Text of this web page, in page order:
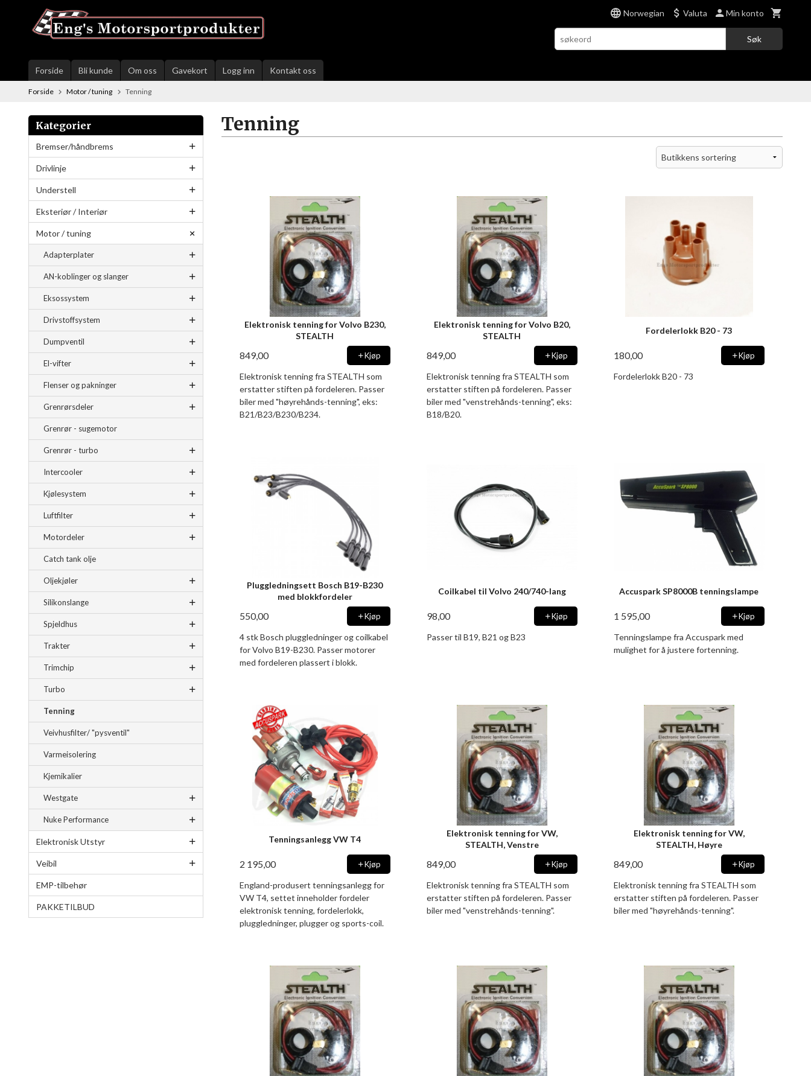
innholdet
Norwegian Valuta Min konto
Søk
Forside Bli kunde Om oss Gavekort Logg inn Kontakt oss
Forside Motor / tuning Tenning
Kategorier
Bremser/håndbrems
Drivlinje
Understell
Eksteriør / Interiør
Motor / tuning
Adapterplater
AN-koblinger og slanger
Eksossystem
Drivstoffsystem
Dumpventil
El-vifter
Flenser og pakninger
Grenrørsdeler
Grenrør - sugemotor
Grenrør - turbo
Intercooler
Kjølesystem
Luftfilter
Motordeler
Catch tank olje
Oljekjøler
Silikonslange
Spjeldhus
Trakter
Trimchip
Turbo
Tenning
Veivhusfilter/ "pysventil"
Varmeisolering
Kjemikalier
Westgate
Nuke Performance
Elektronisk Utstyr
Veibil
EMP-tilbehør
PAKKETILBUD
Tenning
Elektronisk tenning for Volvo B230,
STEALTH
849,00 Kjøp
Elektronisk tenning fra STEALTH som
erstatter stiften på fordeleren. Passer
biler med "høyrehånds-tenning", eks:
B21/B23/B230/B234.
Elektronisk tenning for Volvo B20,
STEALTH
849,00 Kjøp
Elektronisk tenning fra STEALTH som
erstatter stiften på fordeleren. Passer
biler med "venstrehånds-tenning", eks:
B18/B20.
Fordelerlokk B20 - 73
180,00 Kjøp
Fordelerlokk B20 - 73
Pluggledningsett Bosch B19-B230
med blokkfordeler
550,00 Kjøp
4 stk Bosch pluggledninger og coilkabel
for Volvo B19-B230. Passer motorer
med fordeleren plassert i blokk.
Coilkabel til Volvo 240/740-lang
98,00 Kjøp
Passer til B19, B21 og B23
Accuspark SP8000B tenningslampe
1 595,00 Kjøp
Tenningslampe fra Accuspark med
mulighet for å justere fortenning.
Tenningsanlegg VW T4
2 195,00 Kjøp
England-produsert tenningsanlegg for
VW T4, settet inneholder fordeler
elektronisk tenning, fordelerlokk,
pluggledninger, plugger og sports-coil.
Elektronisk tenning for VW,
STEALTH, Venstre
849,00 Kjøp
Elektronisk tenning fra STEALTH som
erstatter stiften på fordeleren. Passer
biler med "venstrehånds-tenning".
Elektronisk tenning for VW,
STEALTH, Høyre
849,00 Kjøp
Elektronisk tenning fra STEALTH som
erstatter stiften på fordeleren. Passer
biler med "høyrehånds-tenning".